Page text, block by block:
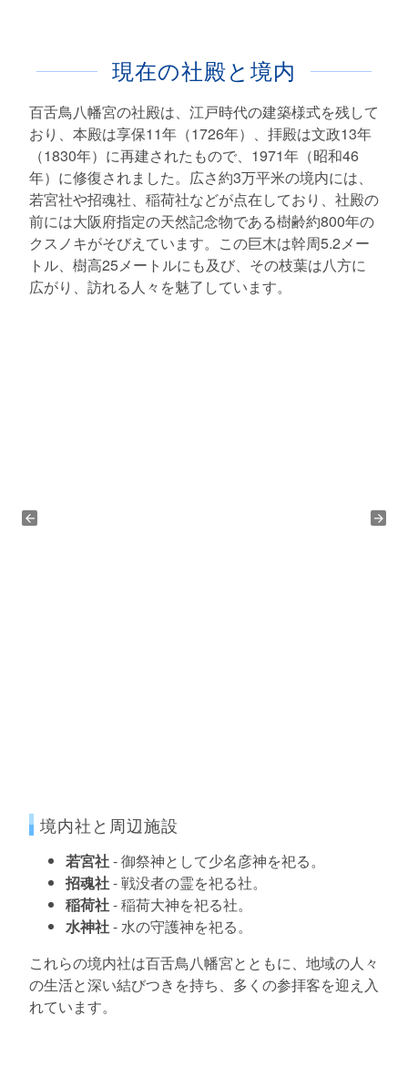
現在の社殿と境内
百舌鳥八幡宮の社殿は、江戸時代の建築様式を残して
おり、本殿は享保11年（1726年）、拝殿は文政13年
（1830年）に再建されたもので、1971年（昭和46
年）に修復されました。広さ約3万平米の境内には、
若宮社や招魂社、稲荷社などが点在しており、社殿の
前には大阪府指定の天然記念物である樹齢約800年の
クスノキがそびえています。この巨木は幹周5.2メー
トル、樹高25メートルにも及び、その枝葉は八方に
広がり、訪れる人々を魅了しています。
境内社と周辺施設
若宮社- 御祭神として少名彦神を祀る。
招魂社- 戦没者の霊を祀る社。
稲荷社- 稲荷大神を祀る社。
水神社- 水の守護神を祀る。
これらの境内社は百舌鳥八幡宮とともに、地域の人々
の生活と深い結びつきを持ち、多くの参拝客を迎え入
れています。